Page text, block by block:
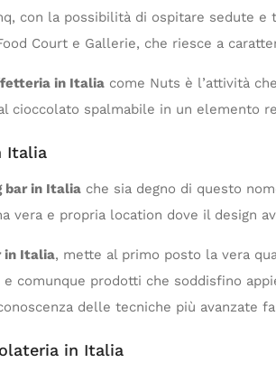
con la possibilità di ospitare sedute
Court e Gallerie, che riesce a
in Italia come Nuts è l’attività
cioccolato spalmabile in un elemento
Italia
bar in Italia che sia degno di questo
vera e propria location dove il design
in Italia, mette al primo posto la vera
comunque prodotti che soddisfino
delle tecniche più avanzate
in Italia